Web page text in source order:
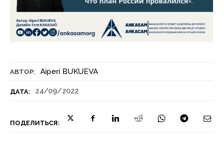
АВТОР: Aiperi BUKUEVA
ДАТА: 24/09/2022
ПОДЕЛИТЬСЯ: